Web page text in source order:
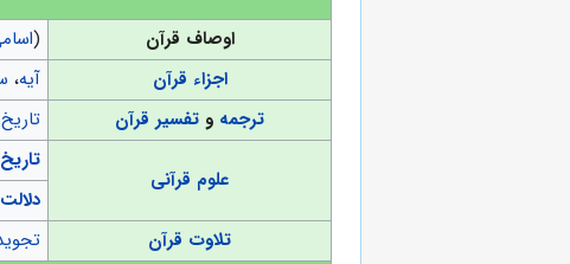
اوصاف قرآن
(
اجزاء قرآن
آیه،
ترجمه و تفسیر قرآن
علوم قرآنی
تلاوت قرآن